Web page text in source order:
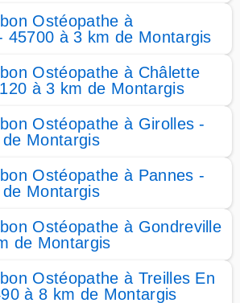
Ostéopathe à
45700 à 3 km de Montargis
Ostéopathe à Châlette
à 3 km de Montargis
Ostéopathe à Girolles -
Montargis
Ostéopathe à Pannes -
Montargis
Ostéopathe à Gondreville
de Montargis
Ostéopathe à Treilles En
à 8 km de Montargis